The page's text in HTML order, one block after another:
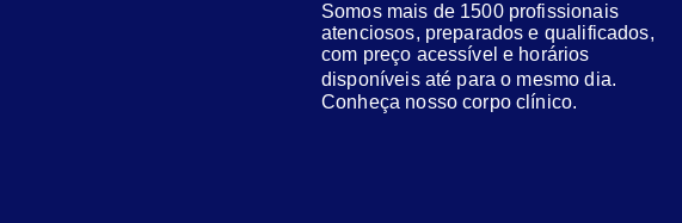
Somos mais de 1500 profissionais
atenciosos, preparados e qualificados,
com preço acessível e horários
disponíveis até para o mesmo dia.
Conheça nosso corpo clínico.